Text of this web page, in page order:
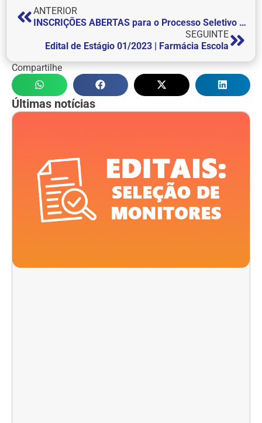
ANTERIOR
INSCRIÇÕES ABERTAS para o Processo Seletivo de Inverno da FEPI
SEGUINTE
Edital de Estágio 01/2023 | Farmácia Escola
Compartilhe
Últimas notícias